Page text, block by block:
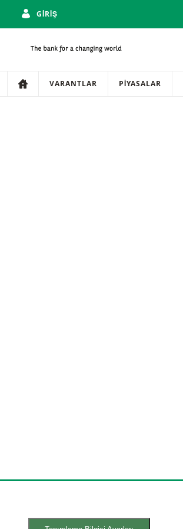
GIRIŞ
Gezinti
Sitede gezinti
VARANTLAR PIYASALAR